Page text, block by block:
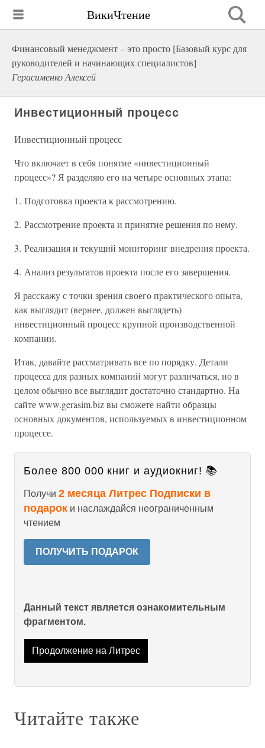
ВикиЧтение
Финансовый менеджмент – это просто [Базовый курс для
руководителей и начинающих специалистов]
Герасименко Алексей
Инвестиционный процесс
Инвестиционный процесс
Что включает в себя понятие «инвестиционный
процесс»? Я разделяю его на четыре основных этапа:
1. Подготовка проекта к рассмотрению.
2. Рассмотрение проекта и принятие решения по нему.
3. Реализация и текущий мониторинг внедрения проекта.
4. Анализ результатов проекта после его завершения.
Я расскажу с точки зрения своего практического опыта,
как выглядит (вернее, должен выглядеть)
инвестиционный процесс крупной производственной
компании.
Итак, давайте рассматривать все по порядку. Детали
процесса для разных компаний могут различаться, но в
целом обычно все выглядит достаточно стандартно. На
сайте www.gerasim.biz вы сможете найти образцы
основных документов, используемых в инвестиционном
процессе.
Более 800 000 книг и аудиокниг! 📚
Получи 2 месяца Литрес Подписки в
подарок и наслаждайся неограниченным
чтением
ПОЛУЧИТЬ ПОДАРОК
Данный текст является ознакомительным
фрагментом.
Продолжение на Литрес
Читайте также